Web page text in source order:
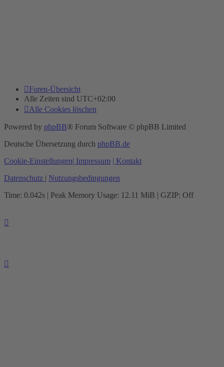
Foren-Übersicht
Alle Zeiten sind UTC+02:00
Alle Cookies löschen
Powered by phpBB® Forum Software © phpBB Limited
Deutsche Übersetzung durch phpBB.de
Cookie-Einstellungen| Impressum | Kontakt
Datenschutz | Nutzungsbedingungen
Time: 0.042s | Peak Memory Usage: 12.11 MiB | GZIP: Off